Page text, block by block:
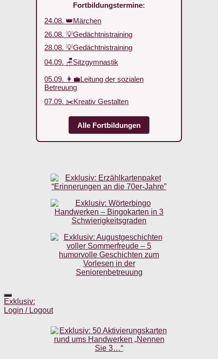
Fortbildungstermine:
24.08. 👑Märchen
26.08. 💡Gedächtnistraining
28.08. 💡Gedächtnistraining
04.09. 🪑Sitzgymnastik
05.09. 👩‍💼Leitung der sozialen
Betreuung
07.09. ✂️Kreativ Gestalten
Alle Fortbildungen
Exklusiv:
Login / Logout